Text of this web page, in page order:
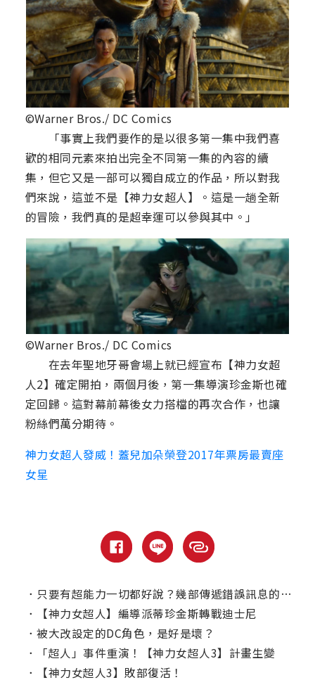
©Warner Bros./ DC Comics
「事實上我們要作的是以很多第一集中我們喜
歡的相同元素來拍出完全不同第一集的內容的續
集，但它又是一部可以獨自成立的作品，所以對我
們來說，這並不是【神力女超人】。這是一趟全新
的冒險，我們真的是超幸運可以參與其中。」
©Warner Bros./ DC Comics
在去年聖地牙哥會場上就已經宣布【神力女超
人2】確定開拍，兩個月後，第一集導演珍金斯也確
定回歸。這對幕前幕後女力搭檔的再次合作，也讓
粉絲們萬分期待。
神力女超人發威！蓋兒加朵榮登2017年票房最賣座
女星
． 只要有超能力一切都好說？幾部傳遞錯誤訊息的漫改電影
．
【神力女超人】編導派蒂珍金斯轉戰迪士尼
． 被大改設定的DC角色，是好是壞？
．
「超人」事件重演！【神力女超人3】計畫生變
．
【神力女超人3】敗部復活！